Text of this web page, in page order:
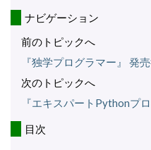
ナビゲーション
前のトピックへ
『独学プログラマー』 発
次のトピックへ
『エキスパートPythonプ
目次